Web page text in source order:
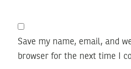
Save my name, email, and
browser for the next time I